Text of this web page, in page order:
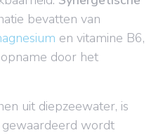
bevatten van
en vitamine B6,
door het
uit diepzeewater, is
wordt